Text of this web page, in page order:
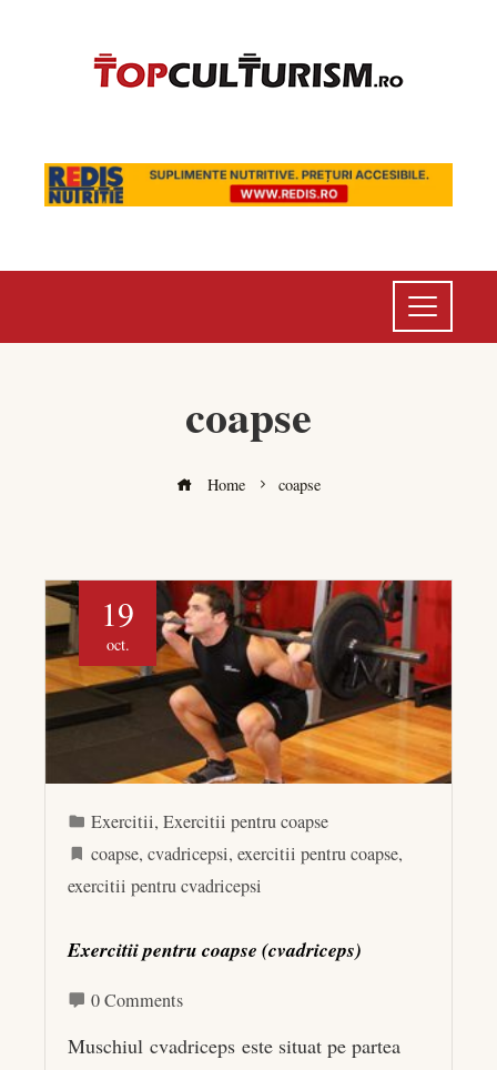
coapse
Home coapse
19
oct.
Exercitii, Exercitii pentru coapse
coapse, cvadricepsi, exercitii pentru coapse,
exercitii pentru cvadricepsi
Exercitii pentru coapse (cvadriceps)
0 Comments
Muschiul cvadriceps este situat pe partea